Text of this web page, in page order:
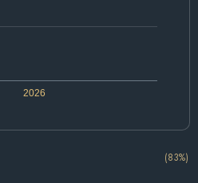
2026
(83%)